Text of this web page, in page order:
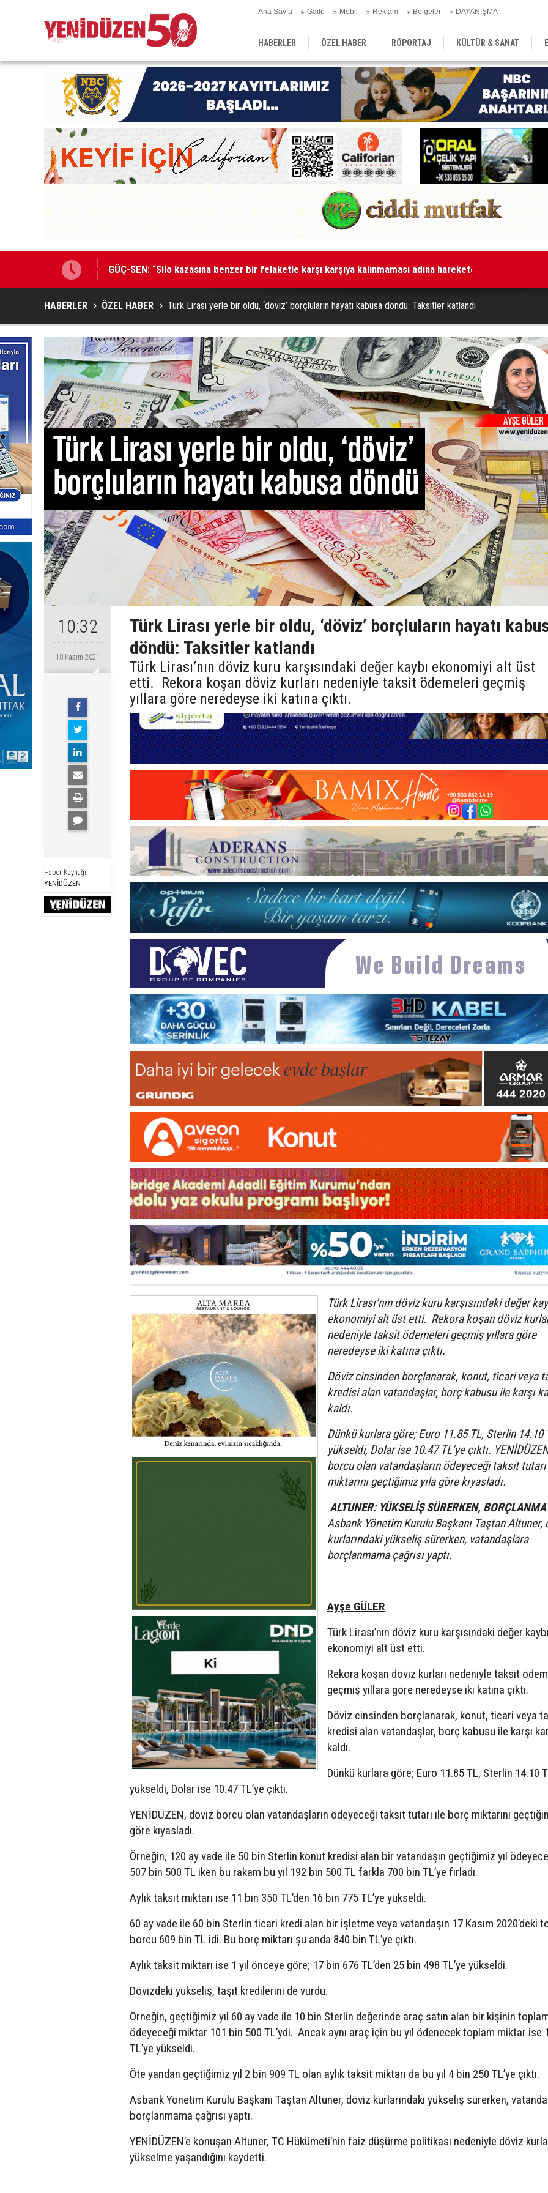
Ana Sayfa Gaile Mobil Reklam Belgeler DAYANIŞMA
HABERLER ÖZEL HABER RÖPORTAJ KÜLTÜR & SANAT
EĞİTİM YEREL YÖNETİM DERGİLER SEKTÖR
harekete geçtik MAHKEME İLANI
HABERLER ÖZEL HABER Türk Lirası yerle bir oldu, ‘döviz’ borçluların hayatı kabusa döndü: Taksitler katlandı
10:32
18 Kasım 2021
Haber Kaynağı
YENİDÜZEN
Türk Lirası yerle bir oldu, ‘döviz’ borçluların hayatı
döndü: Taksitler katlandı
Türk Lirası’nın döviz kuru karşısındaki değer kaybı ekonomiyi alt üst
etti. Rekora koşan döviz kurları nedeniyle taksit ödemeleri geçmiş
yıllara göre neredeyse iki katına çıktı.
Türk Lirası’nın döviz kuru karşısındaki değer
ekonomiyi alt üst etti. Rekora koşan döviz
nedeniyle taksit ödemeleri geçmiş yıllara göre
neredeyse iki katına çıktı.
Döviz cinsinden borçlanarak, konut, ticari veya
kredisi alan vatandaşlar, borç kabusu ile karşı
kaldı.
Dünkü kurlara göre; Euro 11.85 TL, Sterlin 14.10
yükseldi, Dolar ise 10.47 TL’ye çıktı.
borcu olan vatandaşların ödeyeceği taksit
miktarını geçtiğimiz yıla göre kıyasladı.
ALTUNER: YÜKSELİŞ SÜRERKEN,
Asbank Yönetim Kurulu Başkanı Taştan Altuner,
kurlarındaki yükseliş sürerken, vatandaşlara
borçlanmama çağrısı yaptı.
Ayşe GÜLER
Türk Lirası’nın döviz kuru karşısındaki değer kaybı
ekonomiyi alt üst etti.
Rekora koşan döviz kurları nedeniyle taksit
geçmiş yıllara göre neredeyse iki katına çıktı.
Döviz cinsinden borçlanarak, konut, ticari veya
kredisi alan vatandaşlar, borç kabusu ile karşı
kaldı.
Dünkü kurlara göre; Euro 11.85 TL, Sterlin 14.10
yükseldi, Dolar ise 10.47 TL’ye çıktı.
YENİDÜZEN, döviz borcu olan vatandaşların ödeyeceği taksit tutarı ile borç miktarını
göre kıyasladı.
Örneğin, 120 ay vade ile 50 bin Sterlin konut kredisi alan bir vatandaşın geçtiğimiz yıl
507 bin 500 TL iken bu rakam bu yıl 192 bin 500 TL farkla 700 bin TL’ye fırladı.
Aylık taksit miktarı ise 11 bin 350 TL’den 16 bin 775 TL’ye yükseldi.
60 ay vade ile 60 bin Sterlin ticari kredi alan bir işletme veya vatandaşın 17 Kasım 2020’deki
borcu 609 bin TL idi. Bu borç miktarı şu anda 840 bin TL’ye çıktı.
Aylık taksit miktarı ise 1 yıl önceye göre; 17 bin 676 TL’den 25 bin 498 TL’ye yükseldi.
Dövizdeki yükseliş, taşıt kredilerini de vurdu.
Örneğin, geçtiğimiz yıl 60 ay vade ile 10 bin Sterlin değerinde araç satın alan bir kişinin
ödeyeceği miktar 101 bin 500 TL’ydi. Ancak aynı araç için bu yıl ödenecek toplam miktar ise
TL’ye yükseldi.
Öte yandan geçtiğimiz yıl 2 bin 909 TL olan aylık taksit miktarı da bu yıl 4 bin 250 TL’ye çıktı.
Asbank Yönetim Kurulu Başkanı Taştan Altuner, döviz kurlarındaki yükseliş sürerken,
borçlanmama çağrısı yaptı.
YENİDÜZEN’e konuşan Altuner, TC Hükümeti’nin faiz düşürme politikası nedeniyle döviz
yükselme yaşandığını kaydetti.